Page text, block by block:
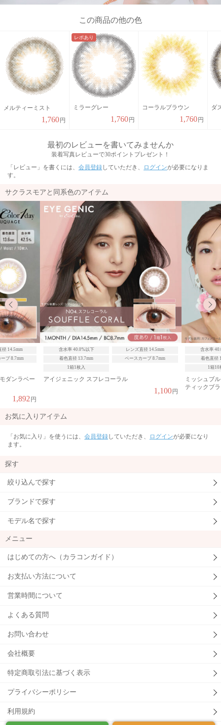
この商品の他の色
メルティーミスト
1,760円
レポあり
ミラーグレー
1,760円
コーラルブラウン
1,760円
ダ
最初のレビューを書いてみませんか
装着写真レビューで30ポイントプレゼント！
「レビュー」を書くには、 会員登録していただき、 ログインが必要になりま
す。
サクラスモアと同系色のアイテム
ズ直径 14.5mm
スカーブ 8.7mm
含水率 40.0%以下
レンズ直径 14.2mm
着色直径 13.2mm
ベースカーブ 8.7mm
1箱10枚入
ミッシュブルーミン アイリスグローシリーズ ミス
含水
着色
エバーカ
ルUV シ
お気に入りアイテム
「お気に入り」を使うには、 会員登録していただき、 ログインが必要になり
ます。
探す
絞り込んで探す
ブランドで探す
モデル名で探す
メニュー
はじめての方へ（カラコンガイド）
お支払い方法について
営業時間について
よくある質問
お問い合わせ
会社概要
特定商取引法に基づく表示
プライバシーポリシー
利用規約